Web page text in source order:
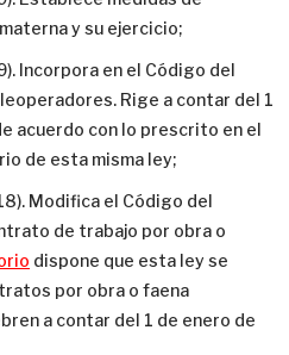
y su ejercicio;
Incorpora en el Código del
Rige a contar del 1
acuerdo con lo prescrito en el
de esta misma ley;
Modifica el Código del
de trabajo por obra o
dispone que esta ley se
por obra o faena
a contar del 1 de enero de